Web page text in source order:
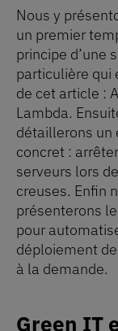
Nous y
un premier
principe d’une
particulière qui
de cet article :
Lambda.
détaillerons un
concret :
serveurs lors
creuses. Enfin
présenterons
pour
déploiement
à la demande.
Green IT